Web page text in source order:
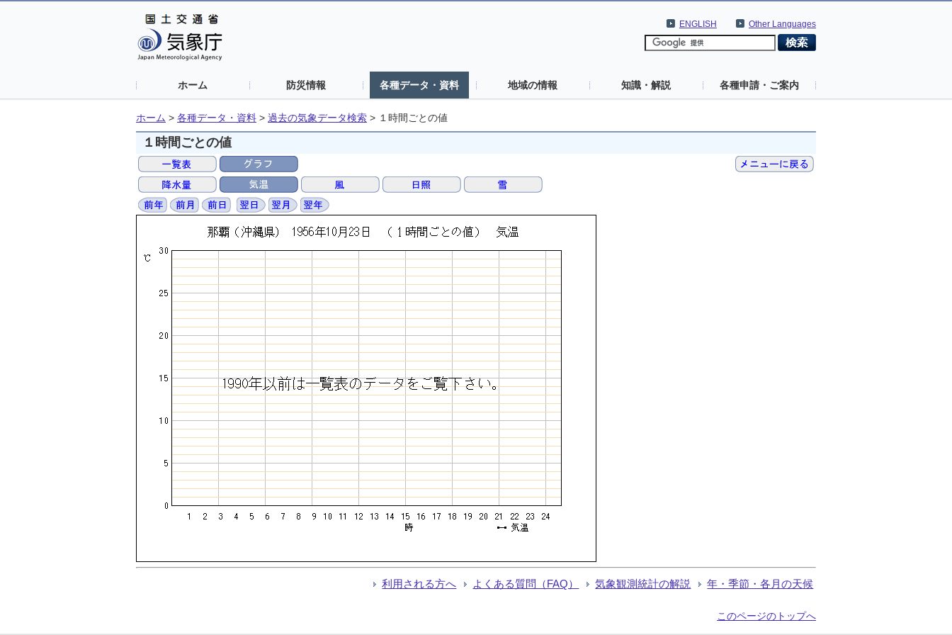
Other Languages
ENGLISH
ホーム 防災情報 各種データ・資料 地域の情報 知識・解説 各種申請・ご案内
ホーム > 各種データ・資料 > 過去の気象データ検索 > １時間ごとの値
１時間ごとの値
利用される方へ よくある質問（FAQ） 気象観測統計の解説 年・季節・各月の天候
このページのトップへ